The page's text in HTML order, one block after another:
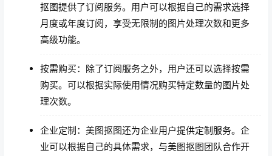
抠图提供了订阅服务。用户可以根据自己的需求选择
月度或年度订阅，享受无限制的图片处理次数和更多
高级功能。
按需购买：除了订阅服务之外，用户还可以选择按需
购买。可以根据实际使用情况购买特定数量的图片处
理次数。
企业定制：美图抠图还为企业用户提供定制服务。企
业可以根据自己的具体需求，与美图抠图团队合作开